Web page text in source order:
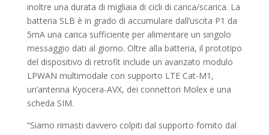
inoltre una durata di migliaia di cicli di carica/scarica. La
batteria SLB è in grado di accumulare dall’uscita P1 da
5mA una carica sufficiente per alimentare un singolo
messaggio dati al giorno. Oltre alla batteria, il prototipo
del dispositivo di retrofit include un avanzato modulo
LPWAN multimodale con supporto LTE Cat-M1,
un’antenna Kyocera-AVX, dei connettori Molex e una
scheda SIM.
“Siamo rimasti davvero colpiti dal supporto fornito dal